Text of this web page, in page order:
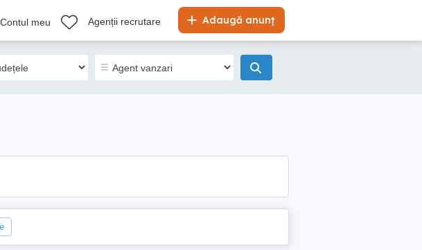
Adaugă anunț
Contul meu Agenții recrutare